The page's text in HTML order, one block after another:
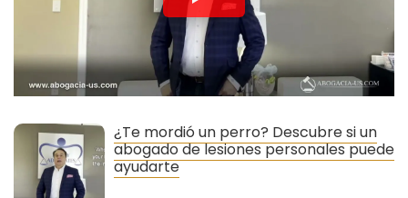
¿Te mordió un perro? Descubre si un
abogado de lesiones personales puede
ayudarte